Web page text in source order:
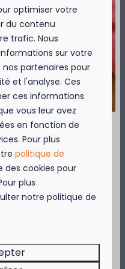
vous donne la
cyclistes. Il vous
stations
des villages
van 50%
2 personen
van
&BAS Grill
optimiser votre
du contenu
trafic. Nous
sur votre
partenaires pour
et l'analyse. Ces
ces informations
vous leur avez
en fonction de
Pour plus
politique de
des cookies pour
plus
notre politique de